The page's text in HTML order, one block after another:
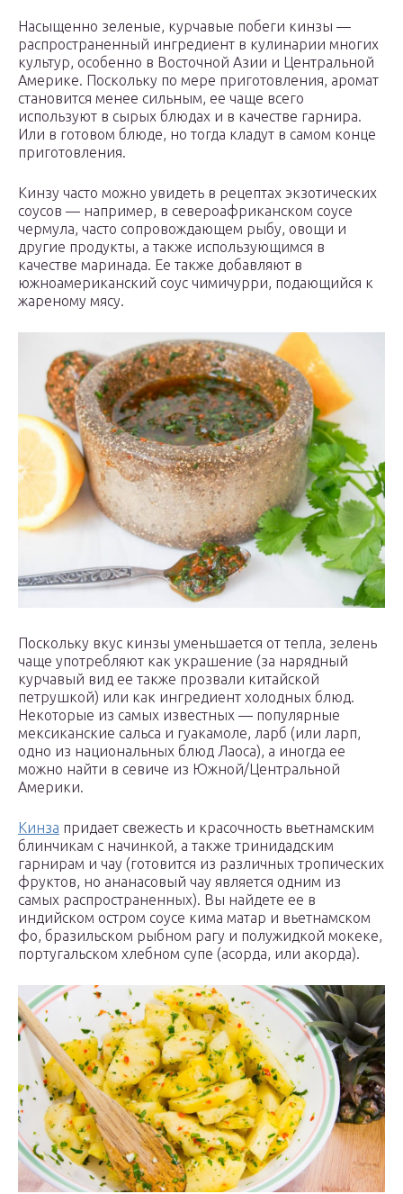
Насыщенно зеленые, курчавые побеги кинзы —
распространенный ингредиент в кулинарии многих
культур, особенно в Восточной Азии и Центральной
Америке. Поскольку по мере приготовления, аромат
становится менее сильным, ее чаще всего
используют в сырых блюдах и в качестве гарнира.
Или в готовом блюде, но тогда кладут в самом конце
приготовления.
Кинзу часто можно увидеть в рецептах экзотических
соусов — например, в североафриканском соусе
чермула, часто сопровождающем рыбу, овощи и
другие продукты, а также использующимся в
качестве маринада. Ее также добавляют в
южноамериканский соус чимичурри, подающийся к
жареному мясу.
Поскольку вкус кинзы уменьшается от тепла, зелень
чаще употребляют как украшение (за нарядный
курчавый вид ее также прозвали китайской
петрушкой) или как ингредиент холодных блюд.
Некоторые из самых известных — популярные
мексиканские сальса и гуакамоле, ларб (или ларп,
одно из национальных блюд Лаоса), а иногда ее
можно найти в севиче из Южной/Центральной
Америки.
Кинза придает свежесть и красочность вьетнамским
блинчикам с начинкой, а также тринидадским
гарнирам и чау (готовится из различных тропических
фруктов, но ананасовый чау является одним из
самых распространенных). Вы найдете ее в
индийском остром соусе кима матар и вьетнамском
фо, бразильском рыбном рагу и полужидкой мокеке,
португальском хлебном супе (асорда, или акорда).